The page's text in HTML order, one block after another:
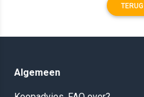
TERUG
Algemeen